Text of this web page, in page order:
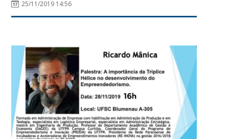
25/11/2019 14:56